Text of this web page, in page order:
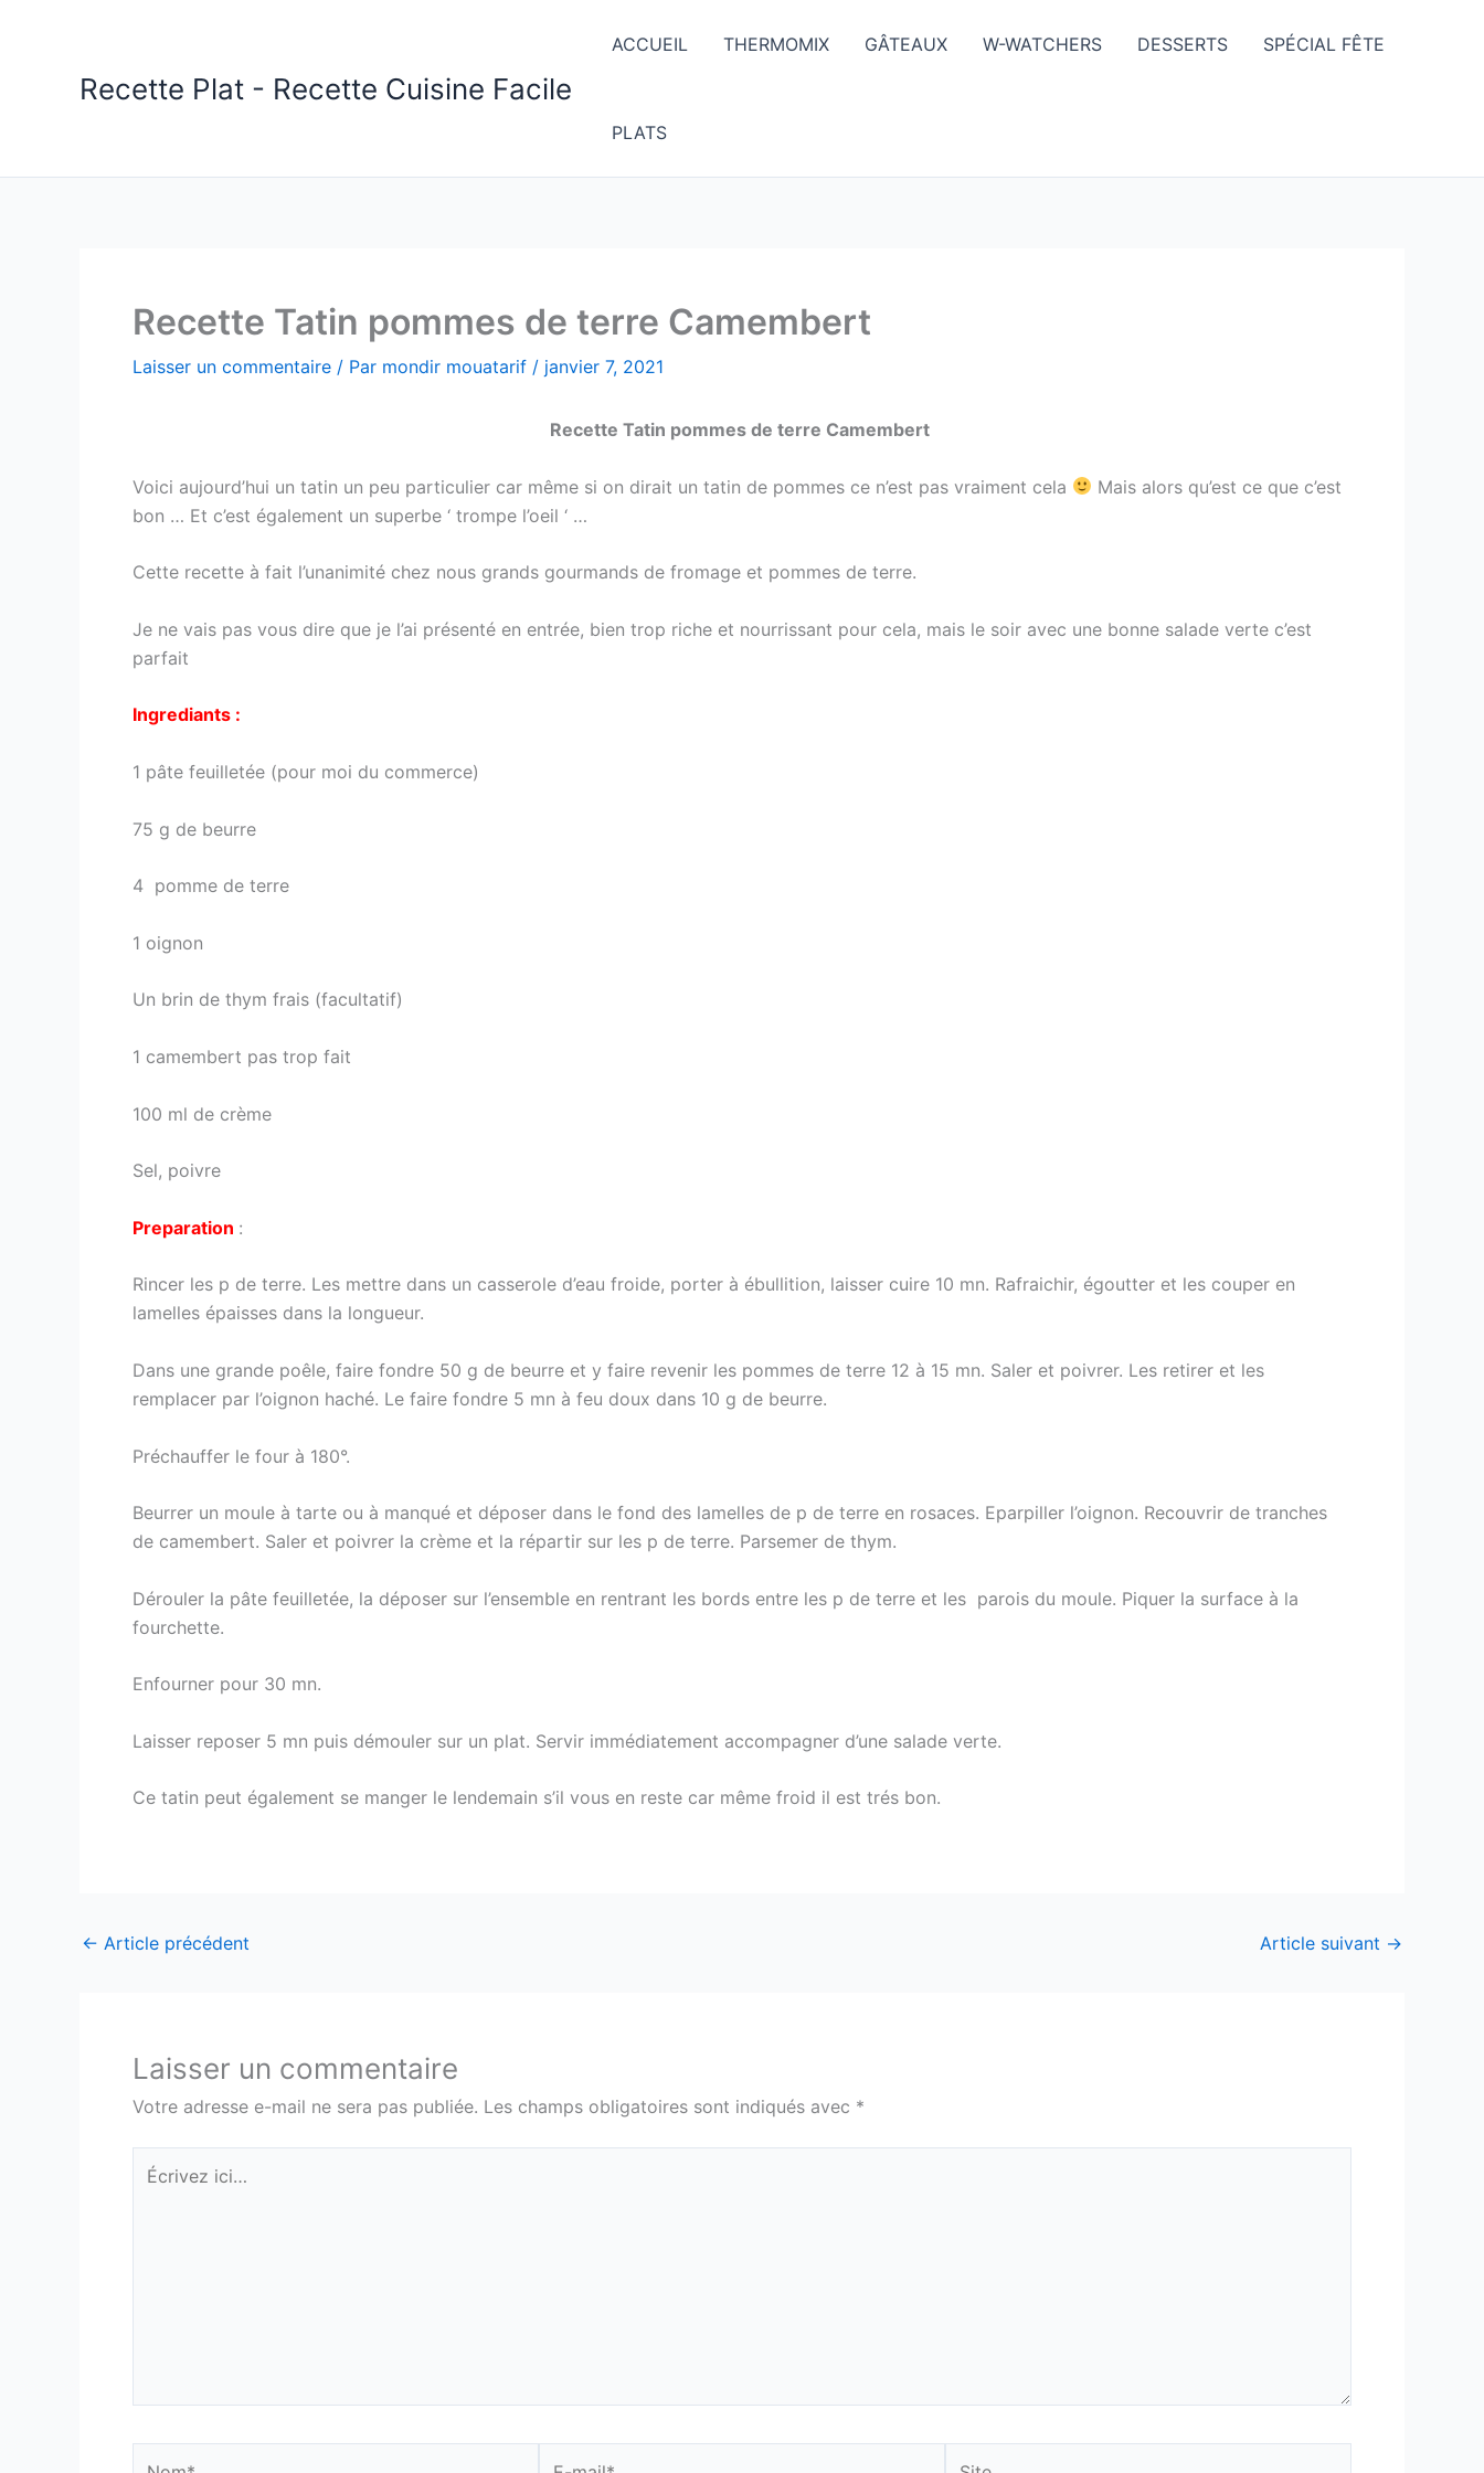
Recette Plat - Recette Cuisine Facile
ACCUEIL THERMOMIX GÂTEAUX W-WATCHERS DESSERTS SPÉCIAL FÊTE
PLATS
Recette Tatin pommes de terre Camembert
Laisser un commentaire / Par mondir mouatarif / janvier 7, 2021
Recette Tatin pommes de terre Camembert
Voici aujourd’hui un tatin un peu particulier car même si on dirait un tatin de pommes ce n’est pas vraiment cela
Mais alors qu’est ce que c’est
bon … Et c’est également un superbe ‘ trompe l’oeil ‘ …
Cette recette à fait l’unanimité chez nous grands gourmands de fromage et pommes de terre.
Je ne vais pas vous dire que je l’ai présenté en entrée, bien trop riche et nourrissant pour cela, mais le soir avec une bonne salade verte c’est
parfait
Ingrediants :
1 pâte feuilletée (pour moi du commerce)
75 g de beurre
4 pomme de terre
1 oignon
Un brin de thym frais (facultatif)
1 camembert pas trop fait
100 ml de crème
Sel, poivre
Preparation :
Rincer les p de terre. Les mettre dans un casserole d’eau froide, porter à ébullition, laisser cuire 10 mn. Rafraichir, égoutter et les couper en
lamelles épaisses dans la longueur.
Dans une grande poêle, faire fondre 50 g de beurre et y faire revenir les pommes de terre 12 à 15 mn. Saler et poivrer. Les retirer et les
remplacer par l’oignon haché. Le faire fondre 5 mn à feu doux dans 10 g de beurre.
Préchauffer le four à 180°.
Beurrer un moule à tarte ou à manqué et déposer dans le fond des lamelles de p de terre en rosaces. Eparpiller l’oignon. Recouvrir de tranches
de camembert. Saler et poivrer la crème et la répartir sur les p de terre. Parsemer de thym.
Dérouler la pâte feuilletée, la déposer sur l’ensemble en rentrant les bords entre les p de terre et les parois du moule. Piquer la surface à la
fourchette.
Enfourner pour 30 mn.
Laisser reposer 5 mn puis démouler sur un plat. Servir immédiatement accompagner d’une salade verte.
Ce tatin peut également se manger le lendemain s’il vous en reste car même froid il est trés bon.
← Article précédent Article suivant →
Laisser un commentaire
Votre adresse e-mail ne sera pas publiée. Les champs obligatoires sont indiqués avec *
Écrivez
ici…